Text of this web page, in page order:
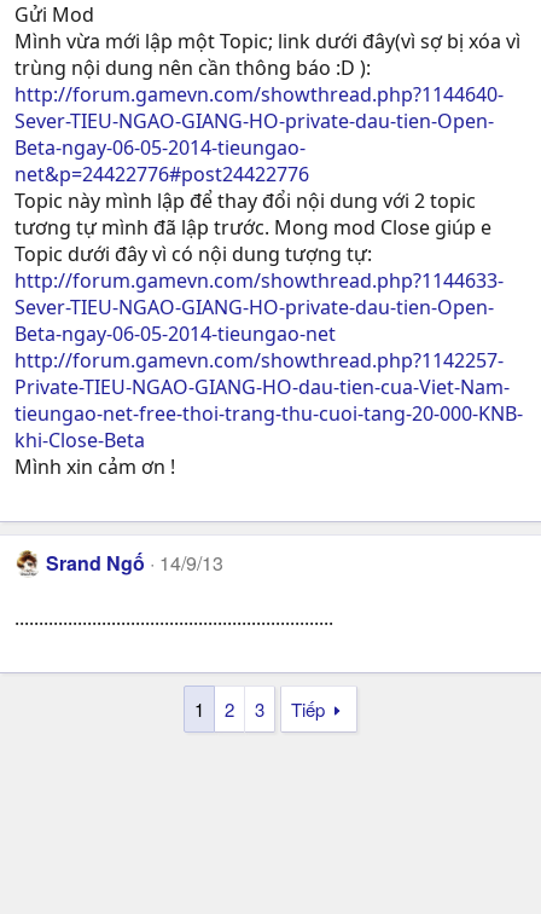
Gửi Mod
Mình vừa mới lập một Topic; link dưới đây(vì sợ bị xóa vì
trùng nội dung nên cần thông báo :D ):
http://forum.gamevn.com/showthread.php?1144640-
Sever-TIEU-NGAO-GIANG-HO-private-dau-tien-Open-
Beta-ngay-06-05-2014-tieungao-
net&p=24422776#post24422776
Topic này mình lập để thay đổi nội dung với 2 topic
tương tự mình đã lập trước. Mong mod Close giúp e
Topic dưới đây vì có nội dung tượng tự:
http://forum.gamevn.com/showthread.php?1144633-
Sever-TIEU-NGAO-GIANG-HO-private-dau-tien-Open-
Beta-ngay-06-05-2014-tieungao-net
http://forum.gamevn.com/showthread.php?1142257-
Private-TIEU-NGAO-GIANG-HO-dau-tien-cua-Viet-Nam-
tieungao-net-free-thoi-trang-thu-cuoi-tang-20-000-KNB-
khi-Close-Beta
Mình xin cảm ơn !
Srand Ngố 14/9/13
..................................................................
1 2 3 Tiếp